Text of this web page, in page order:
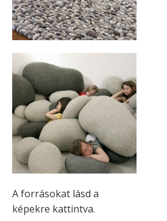
A forrásokat lásd a
képekre kattintva.